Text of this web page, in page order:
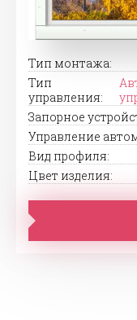
Тип монтажа:
Тип
управления:
Запорное
Управление
Вид профиля:
Цвет изделия: